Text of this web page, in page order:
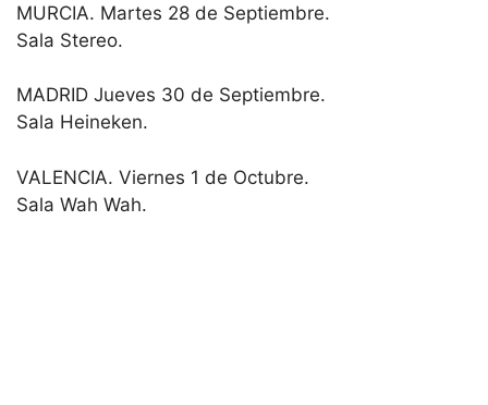
MURCIA. Martes 28 de Septiembre.
Sala Stereo.
MADRID Jueves 30 de Septiembre.
Sala Heineken.
VALENCIA. Viernes 1 de Octubre.
Sala Wah Wah.